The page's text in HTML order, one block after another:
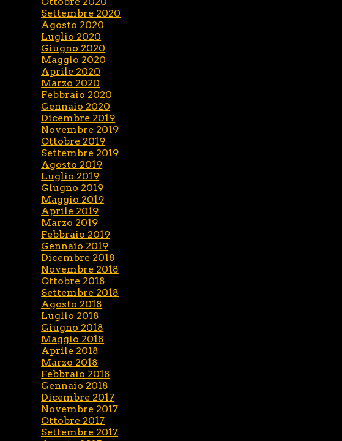
Settembre 2020
Agosto 2020
Luglio 2020
Giugno 2020
Maggio 2020
Aprile 2020
Marzo 2020
Febbraio 2020
Gennaio 2020
Dicembre 2019
Novembre 2019
Ottobre 2019
Settembre 2019
Agosto 2019
Luglio 2019
Giugno 2019
Maggio 2019
Aprile 2019
Marzo 2019
Febbraio 2019
Gennaio 2019
Dicembre 2018
Novembre 2018
Ottobre 2018
Settembre 2018
Agosto 2018
Luglio 2018
Giugno 2018
Maggio 2018
Aprile 2018
Marzo 2018
Febbraio 2018
Gennaio 2018
Dicembre 2017
Novembre 2017
Ottobre 2017
Settembre 2017